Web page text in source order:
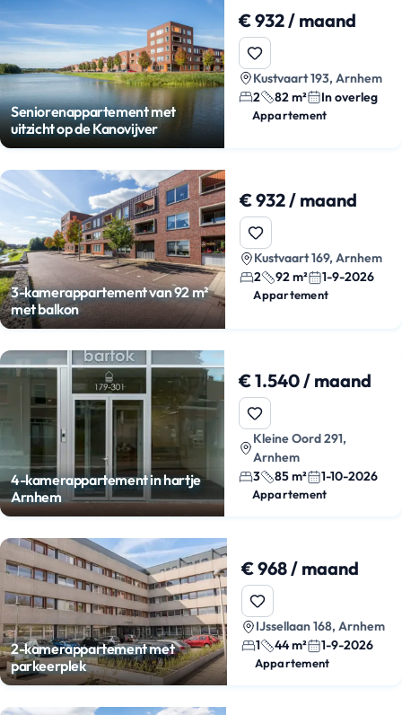
Seniorenappartement met
uitzicht op de Kanovijver
€ 932 / maand
Kustvaart 193, Arnhem
2
82 m² In overleg
Appartement
3-kamerappartement van 92 m²
met balkon
€ 932 / maand
Kustvaart 169, Arnhem
2
92 m² 1-9-2026
Appartement
4-kamerappartement in hartje
Arnhem
€ 1.540 / maand
Kleine Oord 291,
Arnhem
3
85 m² 1-10-2026
Appartement
2-kamerappartement met
parkeerplek
€ 968 / maand
IJssellaan 168, Arnhem
1
44 m² 1-9-2026
Appartement